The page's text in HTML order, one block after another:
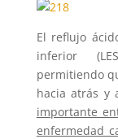
El reflujo
inferior
permitiendo
hacia atrás y
importante
enfermedad